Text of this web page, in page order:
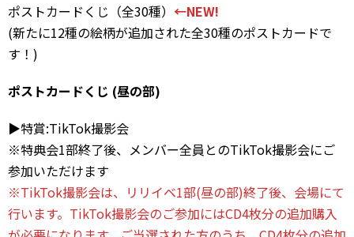
ポストカードくじ（全30種） ←NEW!
(新たに12種の絵柄が追加された全30種のポストカードで
す！)
ポストカードくじ (昼の部)
▶︎特賞:TikTok撮影会
※特典会1部終了後、メンバー全員とのTikTok撮影会にご
参加いただけます
※TikTok撮影会は、リリイベ1部(昼の部)終了後、会場にて
行います。TikTok撮影会のご参加にはCD4枚分の追加購入